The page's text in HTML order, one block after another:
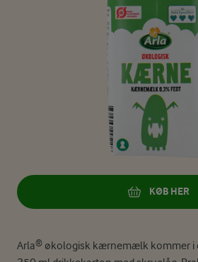
KØB HER
Arla® økologisk kærnemælk kommer i